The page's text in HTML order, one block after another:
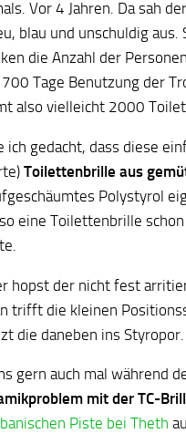
Vor 4 Jahren. Da sah der
blau und unschuldig
die Anzahl der
Tage Benutzung der
also vielleicht 2000
ich gedacht, dass diese
Toilettenbrille aus
Polystyrol
eine Toilettenbrille
hopst der nicht fest
trifft die kleinen
die daneben ins
gern auch mal während
mit der TC-
Piste bei Theth